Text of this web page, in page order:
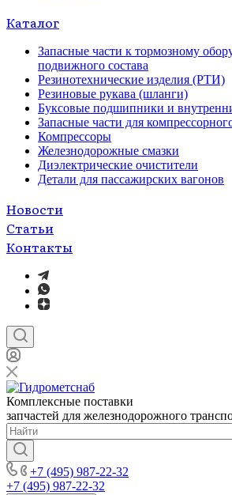
Каталог
Запасные части к тормозному
подвижного состава
Резинотехнические изделия (РТИ)
Резиновые рукава (шланги)
Буксовые подшипники и
Запасные части для
Компрессоры
Железнодорожные смазки
Диэлектрические очистители
Детали для пассажирских вагонов
Новости
Статьи
Контакты
Комплексные поставки
запчастей для железнодорожного
+7 (495) 987-22-32
+7 (495) 987-22-32